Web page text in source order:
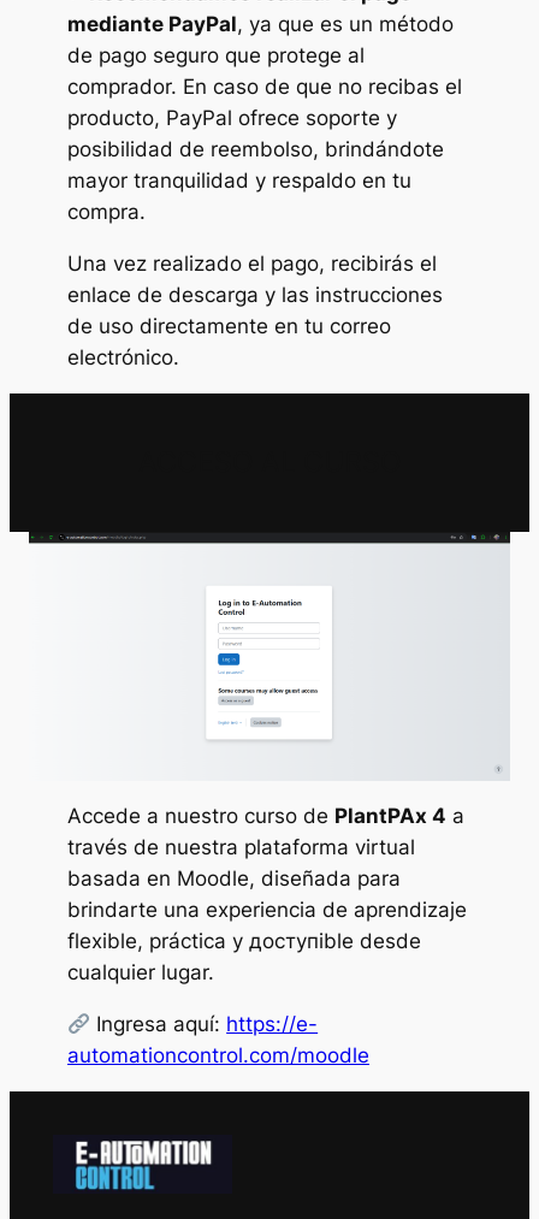
mediante PayPal, ya que es un método
de pago seguro que protege al
comprador. En caso de que no recibas el
producto, PayPal ofrece soporte y
posibilidad de reembolso, brindándote
mayor tranquilidad y respaldo en tu
compra.
Una vez realizado el pago, recibirás el
enlace de descarga y las instrucciones
de uso directamente en tu correo
electrónico.
Accede a nuestro curso de PlantPAx 4 a
través de nuestra plataforma virtual
basada en Moodle, diseñada para
brindarte una experiencia de aprendizaje
flexible, práctica y доступible desde
cualquier lugar.
Ingresa aquí: https://e-
automationcontrol.com/moodle